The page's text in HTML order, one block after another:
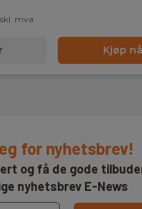
mva
Kjøp nå
for nyhetsbrev!
og få de gode
nyhetsbrev E-News